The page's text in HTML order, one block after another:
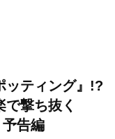
ッティング』!?
撃ち抜く
予告編